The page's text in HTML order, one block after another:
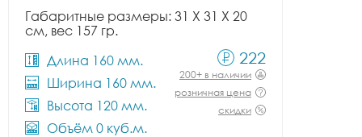
Габаритные размеры: 31 X 31 X 20
см, вес 157 гр.
Длина 160 мм.
Ширина 160 мм.
Высота 120 мм.
Объём 0 куб.м.
222
200+ в наличии
розничная цена
скидки